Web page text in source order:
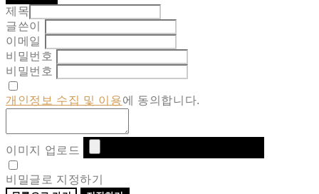
제목
글쓴이
이메일
비밀번호
비밀번호
개인정보 수집 및 이용에 동의합니다.
이미지 업로드
비밀글로 지정하기